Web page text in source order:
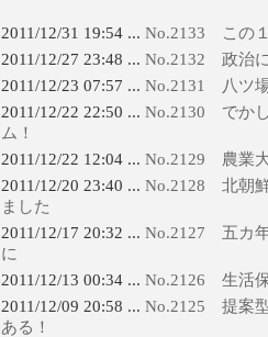
2011/12/31 19:54 ... No.2133 この
2011/12/27 23:48 ... No.2132 政治
2011/12/23 07:57 ... No.2131 八ツ
2011/12/22 22:50 ... No.2130 でか
ム！
2011/12/22 12:04 ... No.2129 農業
2011/12/20 23:40 ... No.2128 北朝
ました
2011/12/17 20:32 ... No.2127 五カ
に
2011/12/13 00:34 ... No.2126 生活
2011/12/09 20:58 ... No.2125 提案
ある！